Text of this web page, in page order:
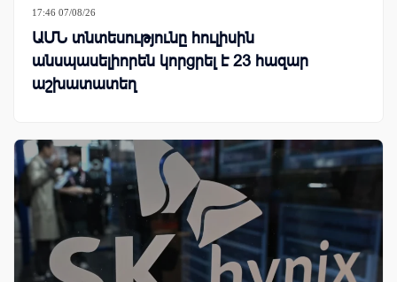
17:46 07/08/26
ԱՄՆ տնտեսությունը հուլիսին
անսպասելիորեն կորցրել է 23 հազար
աշխատատեղ